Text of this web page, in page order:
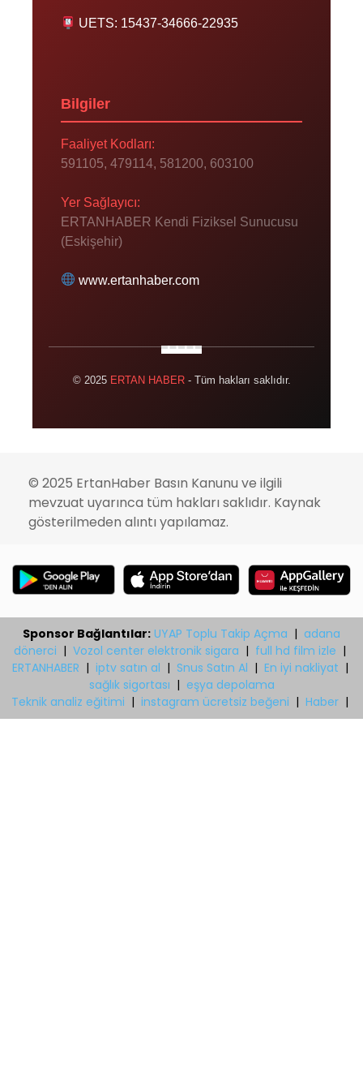
UETS: 15437-34666-22935
Bilgiler
Faaliyet Kodları:
591105, 479114, 581200, 603100
Yer Sağlayıcı:
ERTANHABER Kendi Fiziksel Sunucusu
(Eskişehir)
www.ertanhaber.com
© 2025 ERTAN HABER- Tüm hakları saklıdır.
© 2025 ErtanHaber Basın Kanunu ve ilgili
mevzuat uyarınca tüm hakları saklıdır. Kaynak
gösterilmeden alıntı yapılamaz.
Sponsor Bağlantılar: UYAP Toplu Takip Açma | adana
dönerci | Vozol center elektronik sigara | full hd film izle |
ERTANHABER | iptv satın al | Snus Satın Al | En iyi nakliyat |
sağlık sigortası | eşya depolama
Teknik analiz eğitimi | instagram ücretsiz beğeni | Haber |